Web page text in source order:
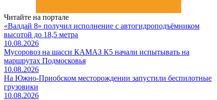
Читайте на портале
«Валдай 8» получил исполнение с автогидроподъёмником
высотой до 18,5 метра
10.08.2026
Мусоровоз на шасси КАМАЗ К5 начали испытывать на
маршрутах Подмосковья
10.08.2026
На Южно-Приобском месторождении запустили беспилотные
грузовики
10.08.2026